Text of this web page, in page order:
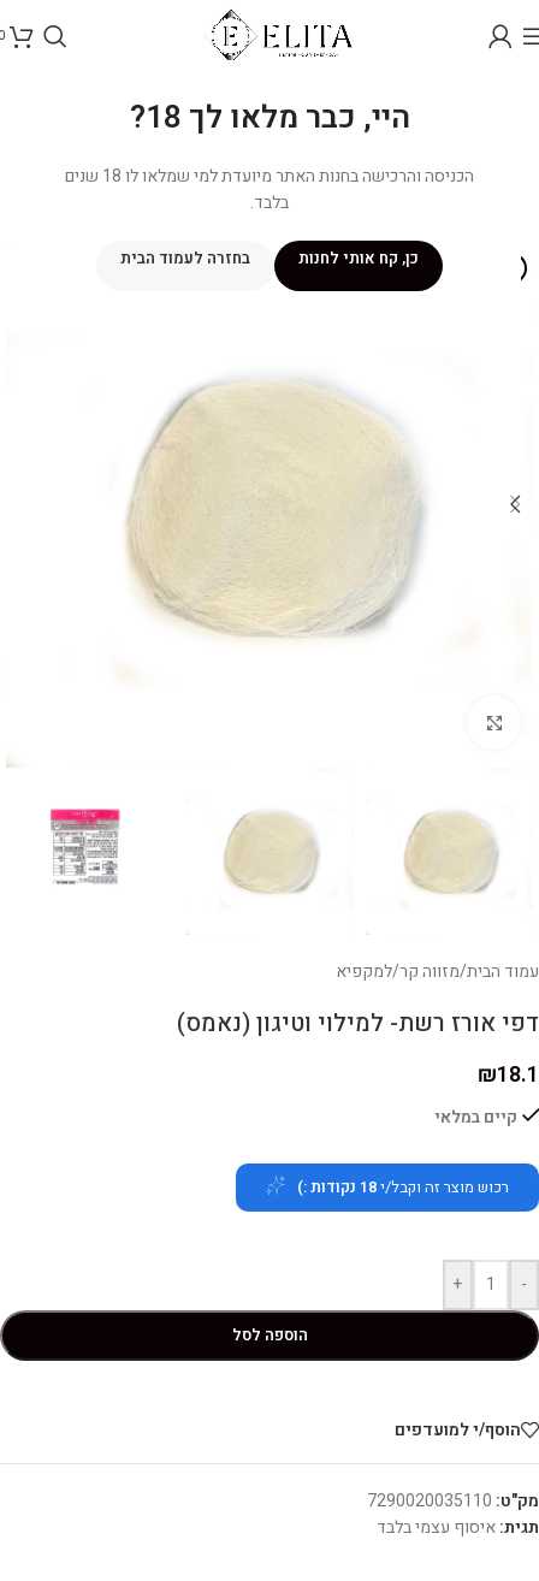
היי, כבר מלאו לך 18?
הכניסה והרכישה בחנות האתר מיועדת למי שמלאו לו 18 שנים
בלבד.
כן, קח אותי לחנות בחזרה לעמוד הבית איסוף עצמי בלבד
עמוד הבית/מזווה קר/למקפיא
דפי אורז רשת- למילוי וטיגון (נאמס)
₪18.1
קיים במלאי
רכוש מוצר זה וקבל/י18 נקודות :)
-
+
הוספה לסל
הוסף/י למועדפים
מק"ט: 7290020035110
תגית:איסוף עצמי בלבד